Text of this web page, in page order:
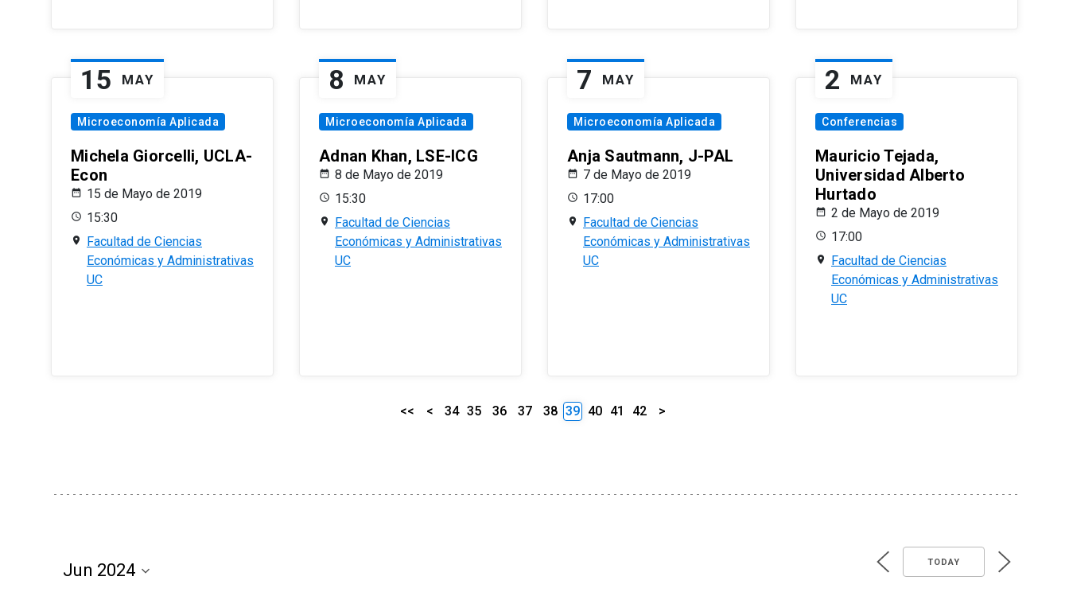
15 MAY
Microeconomía Aplicada
Michela Giorcelli, UCLA-
Econ
15 de Mayo de 2019
15:30
Facultad de Ciencias
Económicas y Administrativas
UC
8 MAY
Microeconomía Aplicada
Adnan Khan, LSE-ICG
8 de Mayo de 2019
15:30
Facultad de Ciencias
Económicas y Administrativas
UC
7 MAY
Microeconomía Aplicada
Anja Sautmann, J-PAL
7 de Mayo de 2019
17:00
Facultad de Ciencias
Económicas y Administrativas
UC
2 MAY
Conferencias
Mauricio Tejada,
Universidad Alberto
Hurtado
2 de Mayo de 2019
17:00
Facultad de Ciencias
Económicas y Administrativas
UC
<< < 34 35 36 37 38 39 40 41 42 >
TODAY